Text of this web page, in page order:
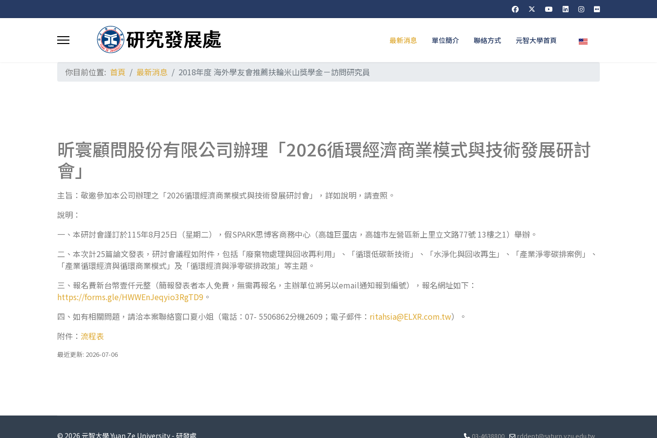
最新消息 單位簡介 聯絡方式 元智大學首頁 選擇你的語言
你目前位置: 首頁 最新消息 2018年度 海外學友會推薦扶輪米山獎學金－訪問研究員
昕寰顧問股份有限公司辦理「2026循環經濟商業模式與技術發展研討
會」
主旨：敬邀參加本公司辦理之「2026循環經濟商業模式與技術發展研討會」，詳如說明，請查照。
說明：
一、本研討會謹訂於115年8月25日（星期二），假SPARK思博客商務中心（高雄巨蛋店，高雄市左營區新上里立文路77號 13樓之1）舉辦。
二、本次計25篇論文發表，研討會議程如附件，包括「廢棄物處理與回收再利用」、「循環低碳新技術」、「水淨化與回收再生」、「產業淨零碳排案例」、
「產業循環經濟與循環商業模式」及「循環經濟與淨零碳排政策」等主題。
三、報名費新台幣壹仟元整（簡報發表者本人免費，無需再報名，主辦單位將另以email通知報到編號），報名網址如下：
https://forms.gle/HWWEnJeqyio3RgTD9 。
四、如有相關問題，請洽本案聯絡窗口夏小姐（電話：07- 5506862分機2609；電子郵件： ritahsia@ELXR.com.tw）。
附件： 流程表
最近更新: 2026-07-06
© 2026 元智大學 Yuan Ze University - 研發處 03-4638800 rddept@saturn.yzu.edu.tw